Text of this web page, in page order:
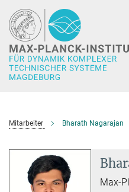
Hauptinhalt
Mitarbeiter Bharath Nagarajan
Max-